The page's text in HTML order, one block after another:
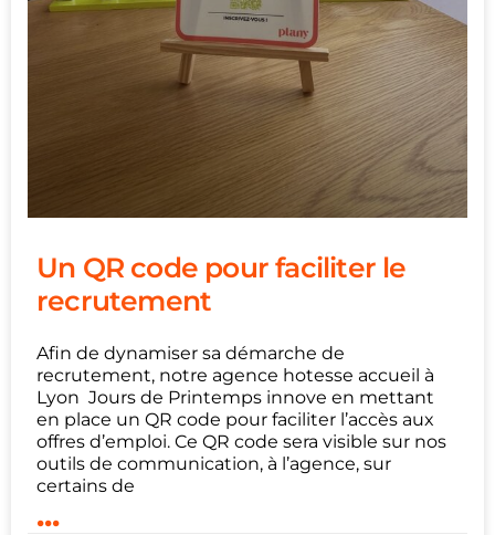
Un QR code pour faciliter le
recrutement
Afin de dynamiser sa démarche de
recrutement, notre agence hotesse accueil à
Lyon Jours de Printemps innove en mettant
en place un QR code pour faciliter l’accès aux
offres d’emploi. Ce QR code sera visible sur nos
outils de communication, à l’agence, sur
certains de
...